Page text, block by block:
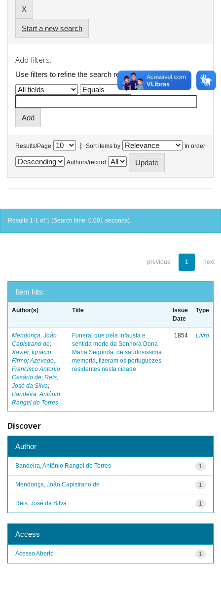
Start a new search
Add filters:
Use filters to refine the search results.
Results/Page | Sort items by In order
Authors/record
Results 1-1 of 1 (Search time: 0.001 seconds).
previous 1 next
Item hits:
Author(s) Title
Issue
Date
Type
Mendonça, João
Capistrano de;
Xavier, Ignacio
Firmo;Azevedo,
Francisco Antonio
Cesário de; Reis,
José da Silva;
Bandeira, Antônio
Rangel de Torres
Funeral que pela infausta e
sentida morte da Senhora Dona
Maria Segunda, de saudosissima
memoria, fizeram os portuguezes
residentes nesta cidade
1854 Livro
Discover
Author
1
Bandeira, Antônio Rangel de Torres
1
Mendonça, João Capistrano de
1
Reis, José da Silva
Access
1
Acesso Aberto